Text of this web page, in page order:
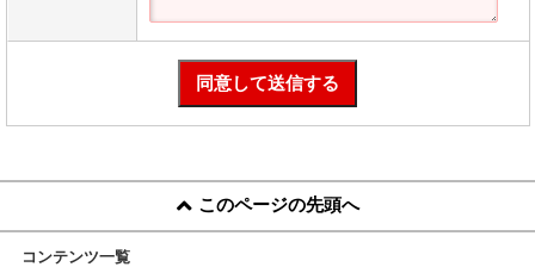
このページの先頭へ
コンテンツ一覧